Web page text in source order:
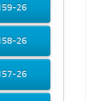
26
26
26